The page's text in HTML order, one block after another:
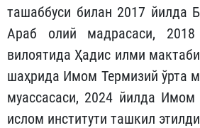
ташаббуси билан 2017 йилда
Араб олий мад­расаси,
вилоятида Ҳадис илми
шаҳрида Имом Термизий ўрта
муассасаси, 2024 йилда
ислом институти ташкил